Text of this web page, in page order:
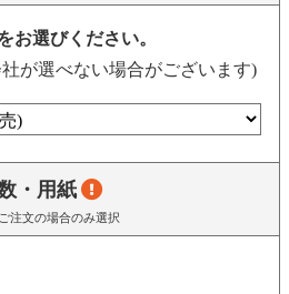
お選びください。
が選べない場合がございます)
・用紙
注文の場合のみ選択